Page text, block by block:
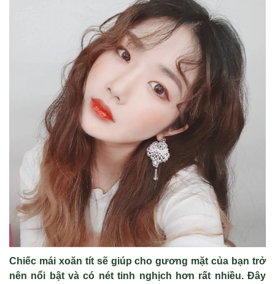
Chiếc mái xoăn tít sẽ giúp cho gương mặt của bạn trở
nên nổi bật và có nét tinh nghịch hơn rất nhiều. Đây